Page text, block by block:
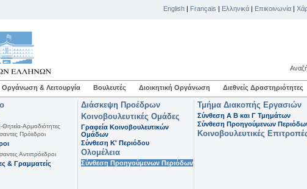
English | Français | Ελληνικά | Επικοινωνία |
Οργάνωση & Λειτουργία Βουλευτές Διοικητική Οργάνωση Διεθνείς Δραστηριότητες
Αρμοδιότητες
Πρόεδροι
Αντιπρόεδροι
& Γραμματείς
Διάσκεψη Προέδρων
Κοινοβουλευτικές Ομάδες
Γραφεία Κοινοβουλευτικών
Ομάδων
Σύνθεση K' Περιόδου
Ολομέλεια
Σύνθεση Προηγούμενων Περιόδων
Τμήμα Διακοπής Εργασιών
Σύνθεση Α Β και Γ Τμημάτων
Σύνθεση Προηγούμενων
Κοινοβουλευτικές